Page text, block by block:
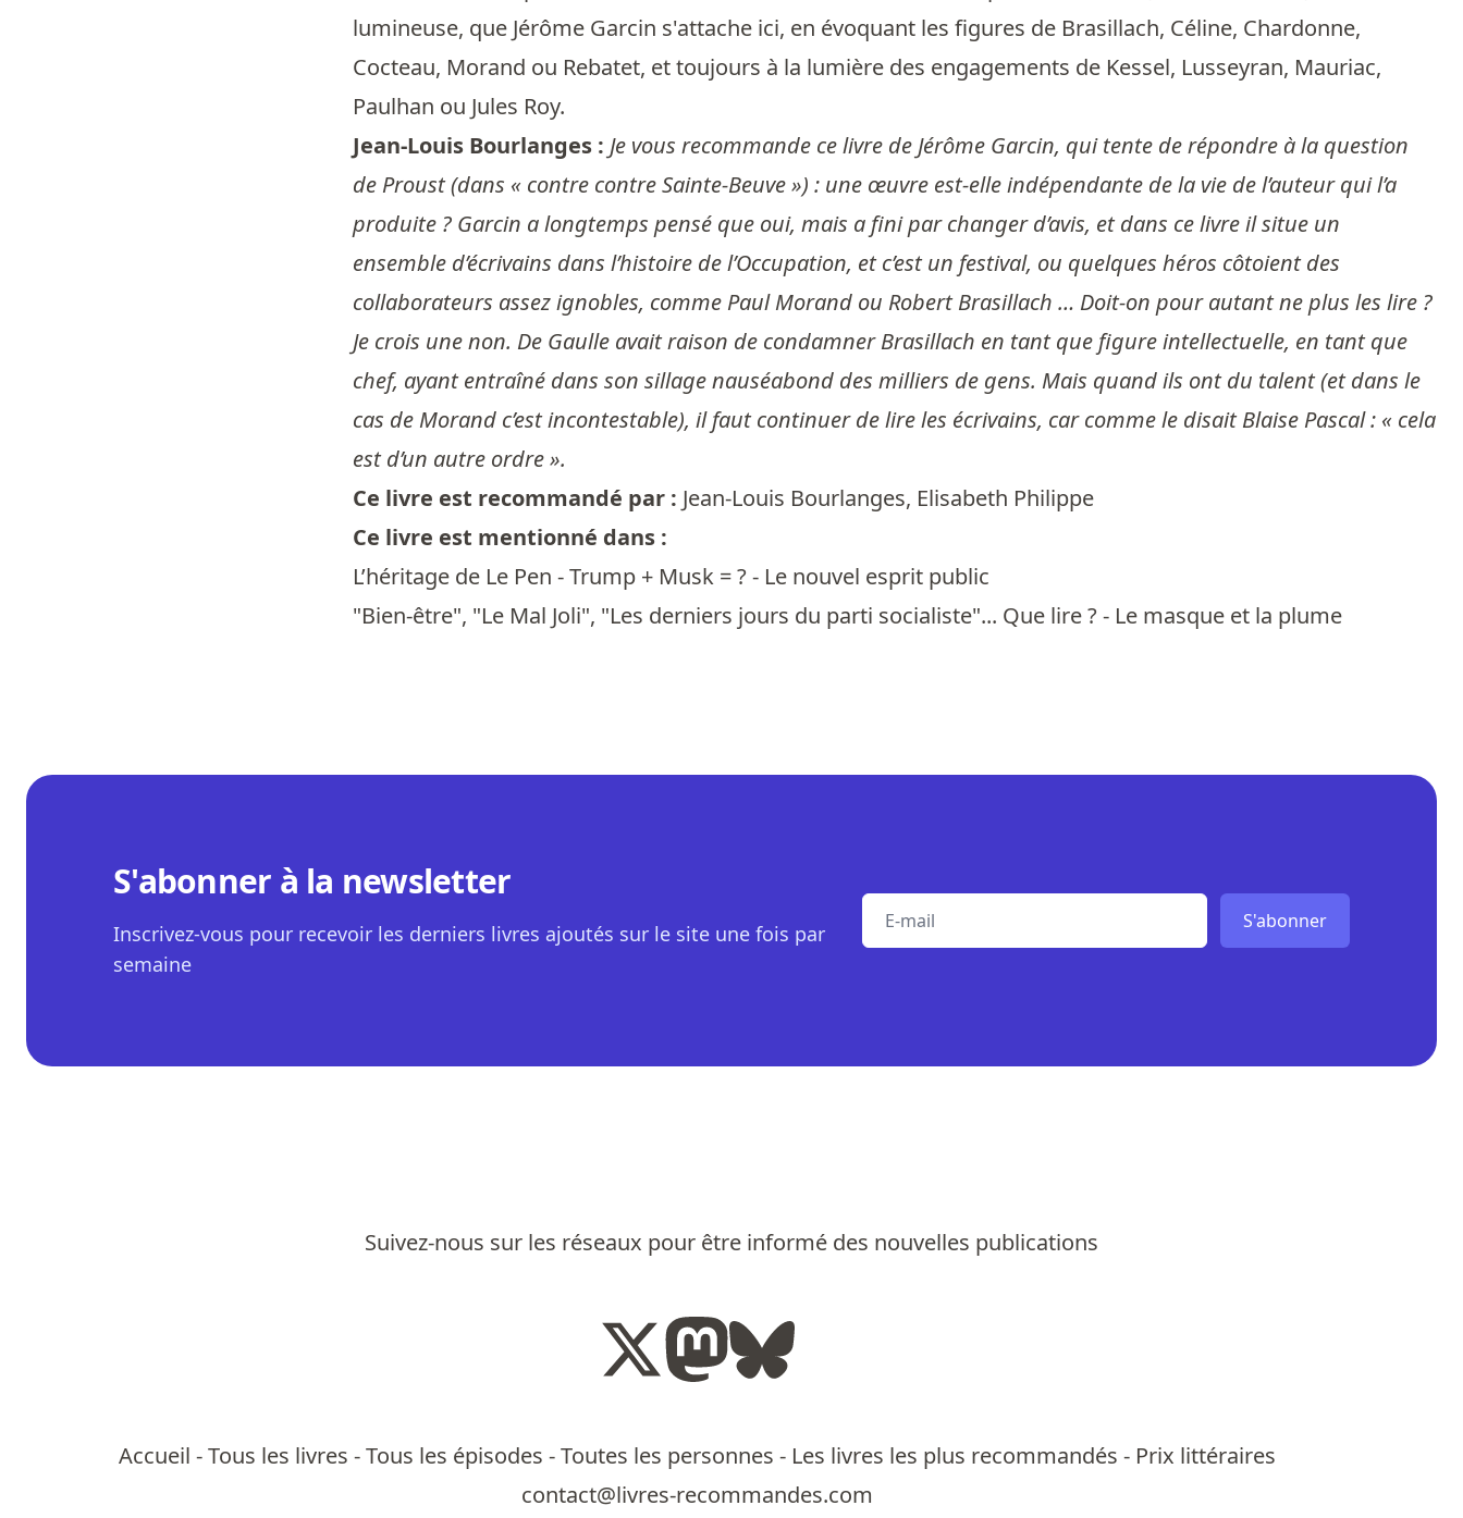
lumineuse, que Jérôme Garcin s'attache ici, en évoquant les figures de Brasillach, Céline, Chardonne,
Cocteau, Morand ou Rebatet, et toujours à la lumière des engagements de Kessel, Lusseyran, Mauriac,
Paulhan ou Jules Roy.
Jean-Louis Bourlanges : Je vous recommande ce livre de Jérôme Garcin, qui tente de répondre à la question
de Proust (dans « contre contre Sainte-Beuve ») : une œuvre est-elle indépendante de la vie de l’auteur qui l’a
produite ? Garcin a longtemps pensé que oui, mais a fini par changer d’avis, et dans ce livre il situe un
ensemble d’écrivains dans l’histoire de l’Occupation, et c’est un festival, ou quelques héros côtoient des
collaborateurs assez ignobles, comme Paul Morand ou Robert Brasillach … Doit-on pour autant ne plus les lire ?
Je crois une non. De Gaulle avait raison de condamner Brasillach en tant que figure intellectuelle, en tant que
chef, ayant entraîné dans son sillage nauséabond des milliers de gens. Mais quand ils ont du talent (et dans le
cas de Morand c’est incontestable), il faut continuer de lire les écrivains, car comme le disait Blaise Pascal : « cela
est d’un autre ordre ».
Ce livre est recommandé par : Jean-Louis Bourlanges, Elisabeth Philippe
Ce livre est mentionné dans :
L’héritage de Le Pen - Trump + Musk = ? - Le nouvel esprit public
"Bien-être", "Le Mal Joli", "Les derniers jours du parti socialiste"... Que lire ? - Le masque et la plume
S'abonner à la newsletter
Inscrivez-vous pour recevoir les derniers livres ajoutés sur le site une fois par
semaine
E-mail S'abonner
Suivez-nous sur les réseaux pour être informé des nouvelles publications
Accueil -Tous les livres -Tous les épisodes -Toutes les personnes - Les livres les plus recommandés - Prix littéraires
contact@livres-recommandes.com